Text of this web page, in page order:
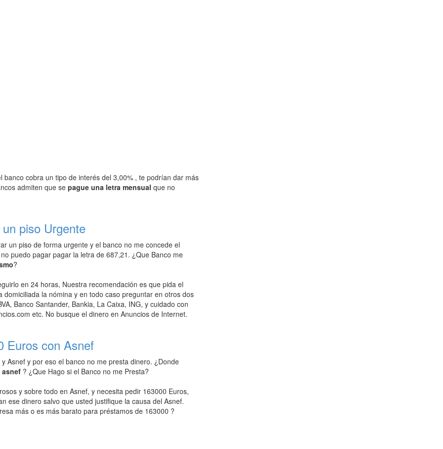
cobra un tipo de interés del 3,00% , te podrían dar más
admiten que se pague una letra mensual que no
piso Urgente
un piso de forma urgente y el banco no me concede el
puedo pagar pagar la letra de 687,21. ¿Que Banco me
?
en 24 horas, Nuestra recomendación es que pida el
la nómina y en todo caso preguntar en otros dos
Banco Santander, Bankia, La Caixa, ING, y cuidado con
etc. No busque el dinero en Anuncios de Internet.
Euros con Asnef
Asnef y por eso el banco no me presta dinero. ¿Donde
asnef ? ¿Que Hago si el Banco no me Presta?
y sobre todo en Asnef, y necesita pedir 163000 Euros,
ese dinero salvo que usted justifique la causa del Asnef.
más o es más barato para préstamos de 163000 ?